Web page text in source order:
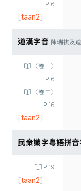
P.6
[taan2]
道漢字音 陳瑞祺及
〈卷一〉
P.6
〈卷二〉
P.16
[taan2]
民衆識字粤語拼音
P.19
[taan2]